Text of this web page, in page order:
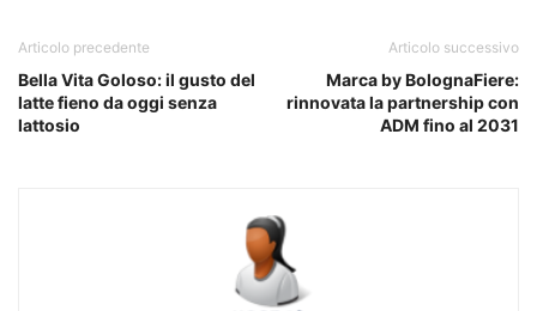
Articolo precedente
Bella Vita Goloso: il gusto del
latte fieno da oggi senza
lattosio
Articolo successivo
Marca by BolognaFiere:
rinnovata la partnership con
ADM fino al 2031